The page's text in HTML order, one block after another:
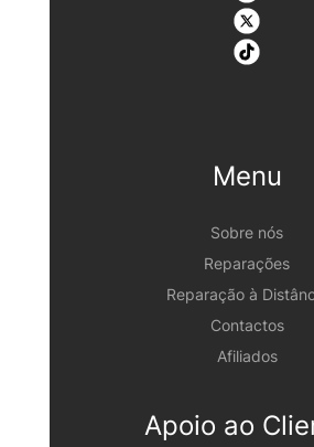
Menu
Sobre nós
Reparações
Reparação à
Contactos
Afiliados
Apoio ao